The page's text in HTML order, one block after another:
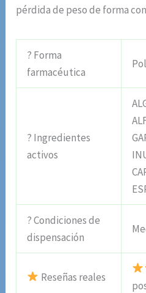
pérdida de peso de forma
? Forma
farmacéutica
? Ingredientes
activos
? Condiciones de
dispensación
Reseñas reales